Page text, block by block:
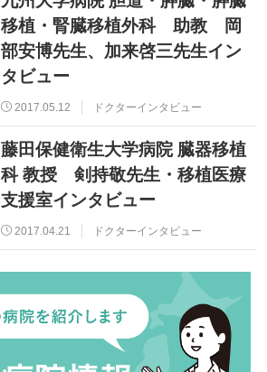
移植・腎臓移植外科 助教 岡
部安博先生、加来啓三先生イン
タビュー
2017.05.12 ドクターインタビュー
藤田保健衛生大学病院 臓器移植
科 教授 剣持敬先生・移植医療
支援室インタビュー
2017.04.21 ドクターインタビュー